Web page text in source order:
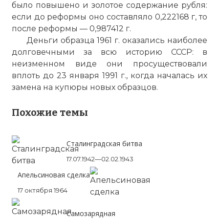
было повышено и золотое содержание рубля:
если до реформы оно составляло 0,222168 г, то
после реформы — 0,987412 г.
Деньги образца 1961 г. оказались наиболее
долговечными за всю историю СССР: в
неизменном виде они просуществовали
вплоть до 23 января 1991 г., когда началась их
замена на купюры новых образцов.
Похожие темы
Сталинградская битва
17.07.1942—02.02.1943
Апельсиновая сделка
17 октября 1964
Самозарядная
Вернуться в статью: